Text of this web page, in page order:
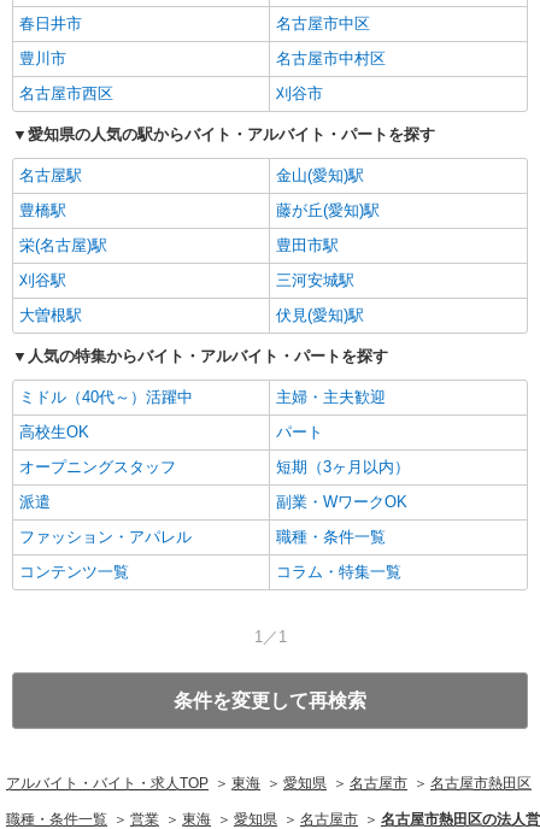
春日井市
名古屋市中区
豊川市
名古屋市中村区
名古屋市西区
刈谷市
愛知県の人気の駅からバイト・アルバイト・パートを探す
名古屋駅
金山(愛知)駅
豊橋駅
藤が丘(愛知)駅
栄(名古屋)駅
豊田市駅
刈谷駅
三河安城駅
大曽根駅
伏見(愛知)駅
人気の特集からバイト・アルバイト・パートを探す
ミドル（40代～）活躍中
主婦・主夫歓迎
高校生OK
パート
オープニングスタッフ
短期（3ヶ月以内）
派遣
副業・WワークOK
ファッション・アパレル
職種・条件一覧
コンテンツ一覧
コラム・特集一覧
1／1
条件を変更して再検索
アルバイト・バイト・求人TOP 東海 愛知県 名古屋市 名古屋市熱田区
職種・条件一覧 営業 東海 愛知県 名古屋市 名古屋市熱田区の法人